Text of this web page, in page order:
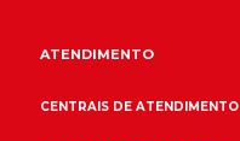
ATENDIMENTO
CENTRAIS DE ATENDIMENTO